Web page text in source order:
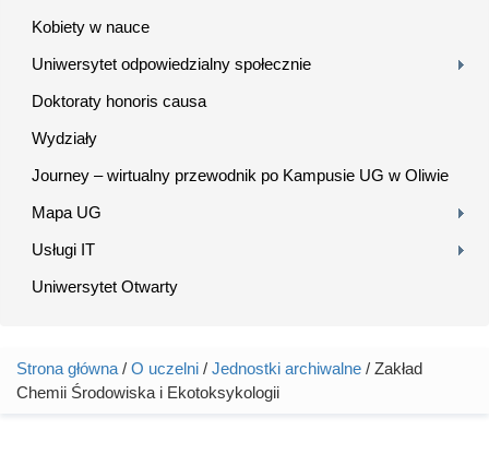
Kobiety w nauce
Uniwersytet odpowiedzialny społecznie
Doktoraty honoris causa
Wydziały
Journey – wirtualny przewodnik po Kampusie UG w Oliwie
Mapa UG
Usługi IT
Uniwersytet Otwarty
Jesteś tutaj
Strona główna / O uczelni / Jednostki archiwalne / Zakład
Chemii Środowiska i Ekotoksykologii